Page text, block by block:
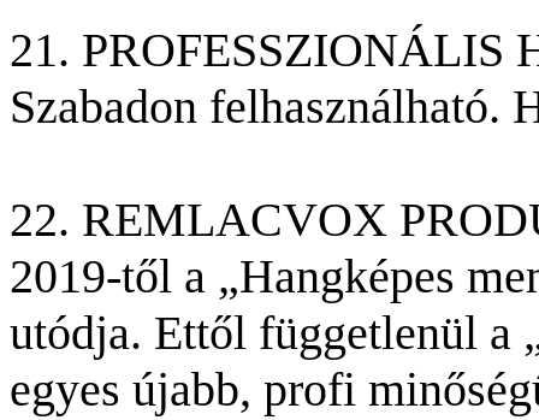
21. PROFESSZIONÁLIS
Szabadon felhasználható.
22. REMLACVOX
2019-től a „Hangképes
utódja. Ettől függetlenül a
egyes újabb, profi